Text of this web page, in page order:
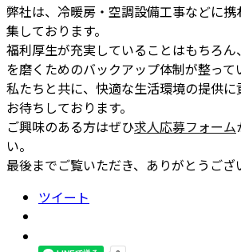
弊社は、冷暖房・空調設備工事などに
集しております。
福利厚生が充実していることはもちろ
を磨くためのバックアップ体制が整って
私たちと共に、快適な生活環境の提供
お待ちしております。
ご興味のある方はぜひ求人応募フォーム
い。
最後までご覧いただき、ありがとうござ
ツイート